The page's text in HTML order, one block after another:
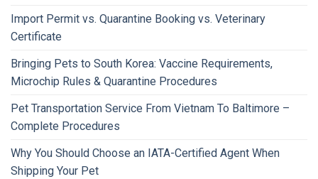
Import Permit vs. Quarantine Booking vs. Veterinary
Certificate
Bringing Pets to South Korea: Vaccine Requirements,
Microchip Rules & Quarantine Procedures
Pet Transportation Service From Vietnam To Baltimore –
Complete Procedures
Why You Should Choose an IATA-Certified Agent When
Shipping Your Pet